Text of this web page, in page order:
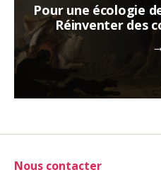
Pour une écologie
Réinventer des
Nous contacter